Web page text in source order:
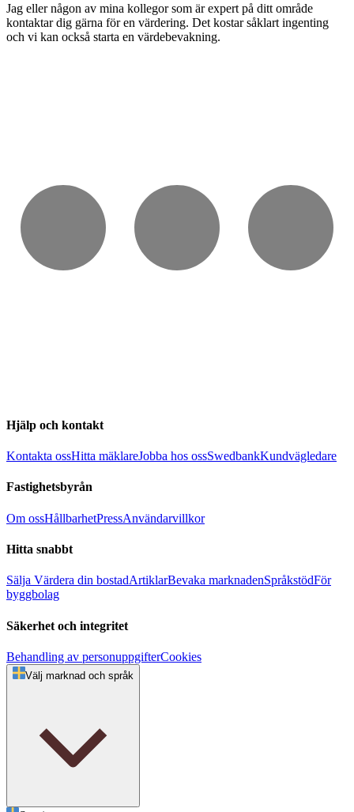
Jag eller någon av mina kollegor som är expert på ditt område
kontaktar dig gärna för en värdering. Det kostar såklart ingenting
och vi kan också starta en värdebevakning.
Hjälp och kontakt
Kontakta ossHitta mäklareJobba hos ossSwedbankKundvägledare
Fastighetsbyrån
Om ossHållbarhetPressAnvändarvillkor
Hitta snabbt
Sälja Värdera din bostadArtiklarBevaka marknadenSpråkstödFör
byggbolag
Säkerhet och integritet
Behandling av personuppgifterCookies
Välj marknad och språk